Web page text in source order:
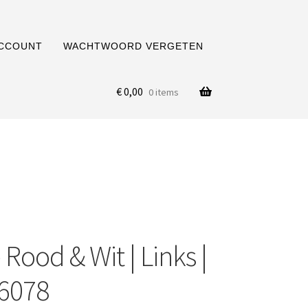
WACHTWOORD VERGETEN
€0,00 0 items
& Wit | Links |